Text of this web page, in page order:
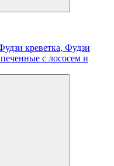
креветка, Фудзи
с лососем и